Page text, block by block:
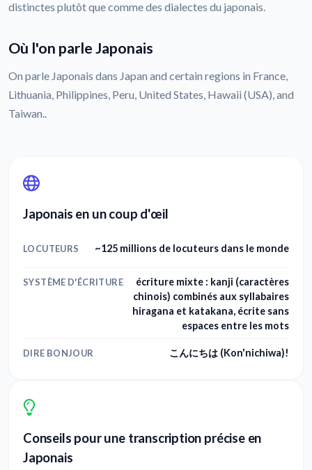
distinctes plutôt que comme des dialectes du japonais.
Où l'on parle Japonais
On parle Japonais dans Japan and certain regions in France,
Lithuania, Philippines, Peru, United States, Hawaii (USA), and
Taiwan..
Japonais en un coup d'œil
LOCUTEURS ~125 millions de locuteurs dans le monde
SYSTÈME D'ÉCRITURE
écriture mixte : kanji (caractères
chinois) combinés aux syllabaires
hiragana et katakana, écrite sans
espaces entre les mots
DIRE BONJOUR こんにちは (Kon'nichiwa)!
Conseils pour une transcription précise en
Japonais